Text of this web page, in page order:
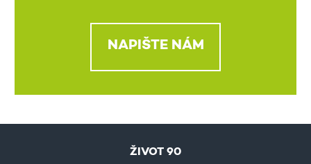
NAPIŠTE NÁM
ŽIVOT 90